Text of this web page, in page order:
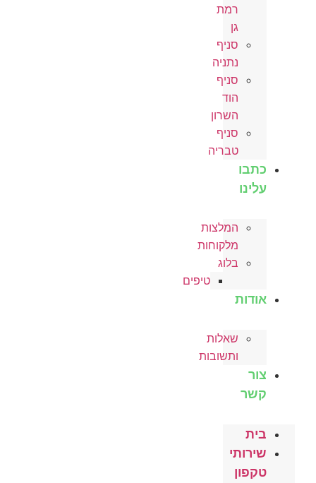
רמת
גן
סניף
נתניה
סניף
הוד
השרון
סניף
טבריה
כתבו
עלינו
המלצות
מלקוחות
בלוג
טיפים
אודות
שאלות
ותשובות
צור
קשר
בית
שירותי
טקפון